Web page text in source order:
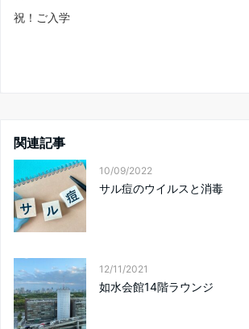
祝！ご入学
関連記事
10/09/2022
サル痘のウイルスと消毒
12/11/2021
如水会館14階ラウンジ